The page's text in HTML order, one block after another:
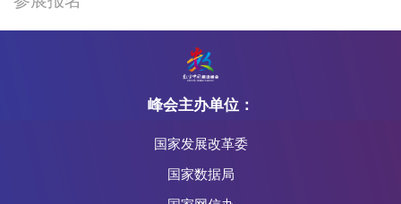
峰会主办单位：
国家发展改革委
国家数据局